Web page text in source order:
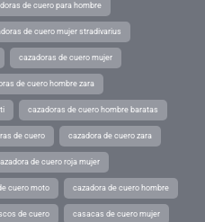
de cuero para hombre
de cuero mujer stradivarius
cazadoras de cuero mujer
de cuero hombre zara
cazadoras de cuero hombre baratas
de cuero cazadora de cuero zara
de cuero roja mujer
cuero moto cazadora de cuero hombre
de cuero casacas de cuero mujer